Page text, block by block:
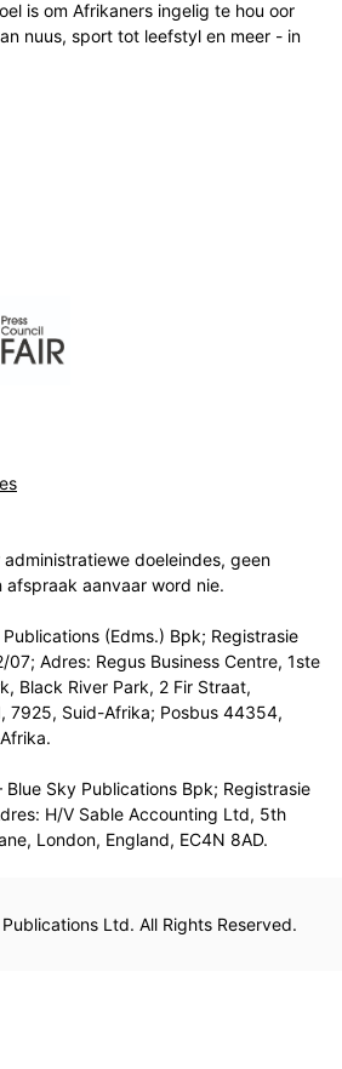
is om Afrikaners ingelig te hou oor
nuus, sport tot leefstyl en meer - in
doeleindes, geen
afspraak aanvaar word nie.
(Edms.) Bpk; Registrasie
Adres: Regus Business Centre, 1ste
Black River Park, 2 Fir Straat,
7925, Suid-Afrika; Posbus 44354,
Blue Sky Publications Bpk; Registrasie
H/V Sable Accounting Ltd, 5th
London, England, EC4N 8AD.
Ltd. All Rights Reserved.